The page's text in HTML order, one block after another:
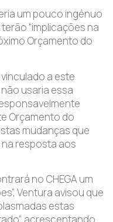
um pouco ingénuo
“implicações na
Orçamento do
vinculado a este
usaria essa
Orçamento do
mudanças que
resposta aos
no CHEGA um
Ventura avisou que
estas